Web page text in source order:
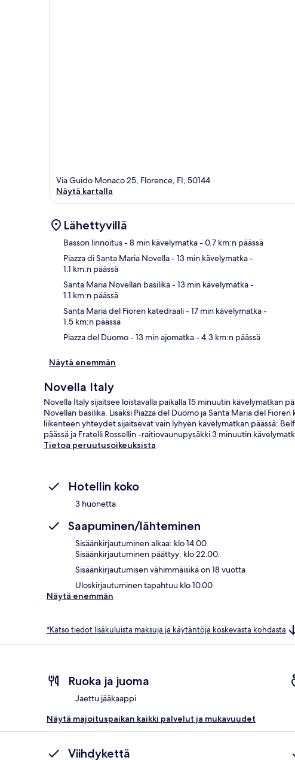
Via Guido Monaco 25, Florence, FI, 50144
Näytä kartalla
Lähettyvillä
Basson linnoitus- 8 min kävelymatka- 0.7 km:n päässä
Piazza di Santa Maria Novella- 13 min kävelymatka-
1.1 km:n päässä
Santa Maria Novellan basilika- 13 min kävelymatka-
1.1 km:n päässä
Santa Maria del Fioren katedraali- 17 min kävelymatka-
1.5 km:n päässä
Piazza del Duomo- 13 min ajomatka- 4.3 km:n päässä
Näytä enemmän
Novella Italy
Novella Italy sijaitsee loistavalla paikalla 15 minuutin kävelymatkan
Novellan basilika. Lisäksi Piazza del Duomo ja Santa Maria del
liikenteen yhteydet sijaitsevat vain lyhyen kävelymatkan päässä:
päässä ja Fratelli Rossellin -raitiovaunupysäkki 3 minuutin
Tietoa peruutusoikeuksista
Hotellin koko
3 huonetta
Saapuminen/lähteminen
Sisäänkirjautuminen alkaa: klo 14.00.
Sisäänkirjautuminen päättyy: klo 22.00.
Sisäänkirjautumisen vähimmäisikä on 18 vuotta
Uloskirjautuminen tapahtuu klo 10.00
Näytä enemmän
*Katso tiedot lisäkuluista maksuja ja käytäntöjä koskevasta kohdasta
Ruoka ja juoma
Jaettu jääkaappi
Näytä majoituspaikan kaikki palvelut ja mukavuudet
Viihdykettä